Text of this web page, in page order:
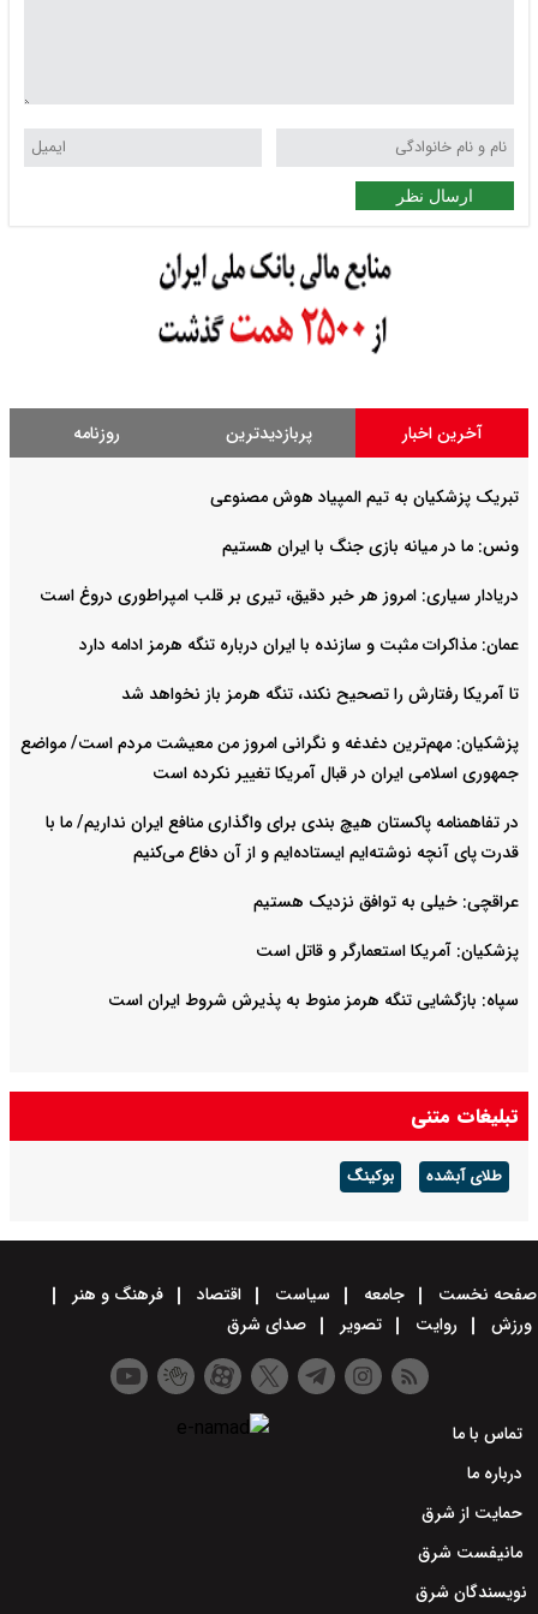
ارسال نظر
آخرین اخبار پربازدیدترین روزنامه
تبریک پزشکیان به تیم المپیاد هوش مصنوعی
ونس: ما در میانه بازی جنگ با ایران هستیم
دریادار سیاری: امروز هر خبر دقیق، تیری بر قلب امپراطوری دروغ است
عمان: مذاکرات مثبت و سازنده با ایران درباره تنگه هرمز ادامه دارد
تا آمریکا رفتارش را تصحیح نکند، تنگه هرمز باز نخواهد شد
پزشکیان: مهم‌ترین دغدغه و نگرانی امروز من معیشت مردم است/ مواضع
جمهوری اسلامی ایران در قبال آمریکا تغییر نکرده است
در تفاهمنامه پاکستان هیچ بندی برای واگذاری منافع ایران نداریم/ ما با
قدرت پای آنچه نوشته‌ایم ایستاده‌ایم و از آن دفاع می‌کنیم
عراقچی: خیلی به توافق نزدیک هستیم
پزشکیان: آمریکا استعمارگر و قاتل است
سپاه: بازگشایی تنگه هرمز منوط به پذیرش شروط ایران است
تبلیغات متنی
طلای آبشده بوکینگ
صفحه نخست جامعه سیاست اقتصاد
فرهنگ و هنر
ورزش
روایت تصویر صدای شرق
تماس با ما
درباره ما
حمایت از شرق
مانیفست شرق
نویسندگان شرق